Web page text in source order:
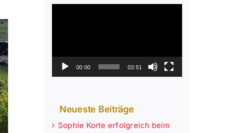
00:00 03:51
Neueste Beiträge
Sophie Korte erfolgreich beim